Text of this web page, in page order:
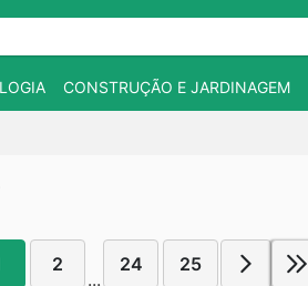
CONSTRUÇÃO E JARDINAGEM
2
...
24 25